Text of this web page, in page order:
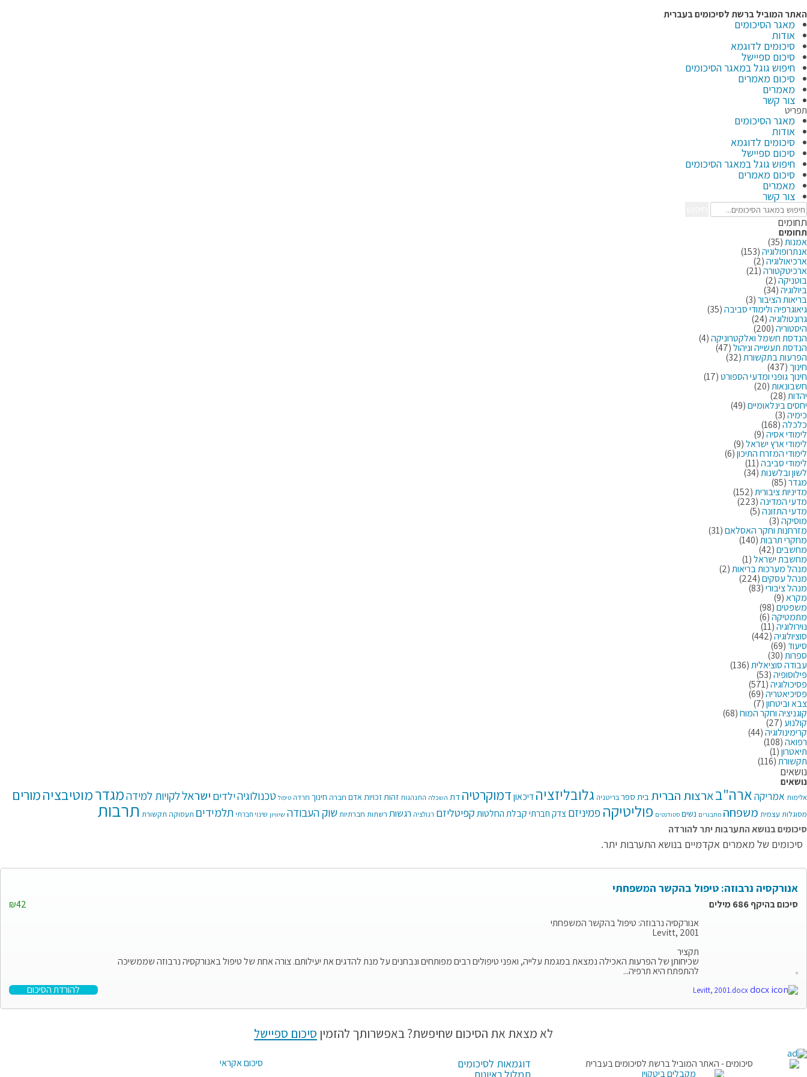
לתוכן
האתר המוביל ברשתלסיכומים בעברית
מאגר הסיכומים
אודות
סיכומים לדוגמא
סיכום ספיישל
חיפוש גוגל במאגר הסיכומים
סיכום מאמרים
מאמרים
צור קשר
תפריט
מאגר הסיכומים
אודות
סיכומים לדוגמא
סיכום ספיישל
חיפוש גוגל במאגר הסיכומים
סיכום מאמרים
מאמרים
צור קשר
תחומים
תחומים
אמנות(35)
אנתרופולוגיה(153)
ארכיאולוגיה(2)
ארכיטקטורה(21)
בוטניקה(2)
ביולוגיה(34)
בריאות הציבור(3)
גיאוגרפיה ולימודי סביבה(35)
גרונטולוגיה(24)
היסטוריה(200)
הנדסת חשמל ואלקטרוניקה(4)
הנדסת תעשייה וניהול(47)
הפרעות בתקשורת(32)
חינוך (437)
חינוך גופני ומדעי הספורט(17)
חשבונאות(20)
יהדות(28)
יחסים בינלאומיים(49)
כימיה(3)
כלכלה(168)
לימודי אסיה(9)
לימודי ארץ ישראל(9)
לימודי המזרח התיכון(6)
לימודי סביבה(11)
לשון ובלשנות(34)
מגדר(85)
מדיניות ציבורית(152)
מדעי המדינה(223)
מדעי התזונה(5)
מוסיקה(3)
מזרחנות וחקר האסלאם(31)
מחקרי תרבות(140)
מחשבים(42)
מחשבת ישראל(1)
מנהל מערכות בריאות(2)
מנהל עסקים(224)
מנהל ציבורי(83)
מקרא(9)
משפטים(98)
מתמטיקה(6)
נוירולוגיה(11)
סוציולוגיה(442)
סיעוד(69)
ספרות(30)
עבודה סוציאלית(136)
פילוסופיה(53)
פסיכולוגיה(571)
פסיכיאטריה(69)
צבא וביטחון(7)
קוגניציה וחקר המוח(68)
קולנוע (27)
קרימינולוגיה(44)
רפואה(108)
תיאטרון(1)
תקשורת(116)
נושאים
נושאים
אלימות אמריקהארה"בארצות הברית בית ספרבריטניה גלובליזציהדיכאוןדמוקרטיה דת השכלה התנהגותזהותזכויות אדם חברה חינוך חרדה טיפול טכנולוגיהילדים ישראללקויות למידהמגדרמוטיבציהמורים
מסוגלות עצמית משפחה מתבגרים נשים סטודנטים פוליטיקה פמיניזם צדק חברתי קבלת החלטותקפיטליזם רגולציה רגשות רשתות חברתיותשוק העבודה שיוויון שינוי חברתי תלמידים תעסוקה תקשורת תרבות
סיכומים בנושא התערבות יתר להורדה
סיכומים של מאמרים אקדמיים בנושא התערבות יתר.
אנורקסיה נרבוזה: טיפול בהקשר המשפחתי
סיכום בהיקף 686 מילים
₪42
אנורקסיה נרבוזה: טיפול בהקשר המשפחתי
Levitt, 2001
תקציר
שכיחותן של הפרעות האכילה נמצאת במגמת עלייה, ואפני טיפולים רבים מפותחים ונבחנים על מנת להדגים את יעילותם. צורה אחת של טיפול באנורקסיה נרבוזה שממשיכה
להתפתח היא תרפיה...
להורדת הסיכום
לא מצאת את הסיכום שחיפשת? באפשרותך להזמין סיכום ספיישל
דוגמאות לסיכומים סיכום אקראי